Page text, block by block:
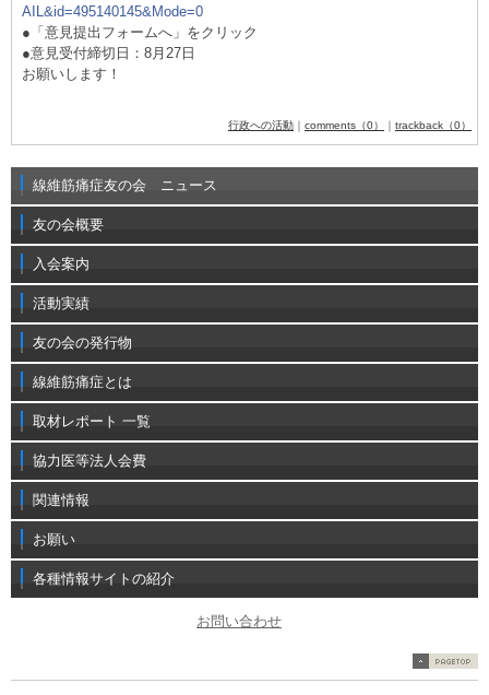
AIL&id=495140145&Mode=0
●「意見提出フォームへ」をクリック
●意見受付締切日：8月27日
お願いします！
行政への活動 ｜ comments（0） ｜ trackback（0）
線維筋痛症友の会 ニュース
友の会概要
入会案内
活動実績
友の会の発行物
線維筋痛症とは
取材レポート 一覧
協力医等法人会費
関連情報
お願い
各種情報サイトの紹介
お問い合わせ